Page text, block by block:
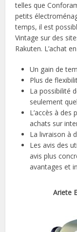
telles que
petits
temps, il est
Vintage sur des
Rakuten. L’achat
Un gain de
Plus de
La possibilité
seulement
L’accès à
achats sur
La livraison à
Les avis des
avis plus
avantages et
Ariete